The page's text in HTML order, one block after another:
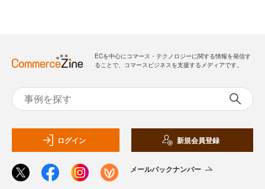
ECを中心にコマース・テクノロジーに関する情報を発信す
ることで、コマースビジネスを支援するメディアです。
ログイン 新規会員登録
メールバックナンバー